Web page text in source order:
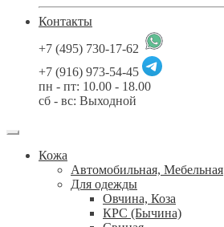
Контакты
+7 (495) 730-17-62
+7 (916) 973-54-45
пн - пт: 10.00 - 18.00
сб - вс: Выходной
Кожа
Автомобильная, Мебельная
Для одежды
Овчина, Коза
КРС (Бычина)